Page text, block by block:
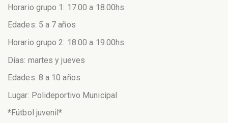
Horario grupo 1: 17.00 a 18.00hs
Edades: 5 a 7 años
Horario grupo 2: 18.00 a 19.00hs
Días: martes y jueves
Edades: 8 a 10 años
Lugar: Polideportivo Municipal
*Fútbol juvenil*